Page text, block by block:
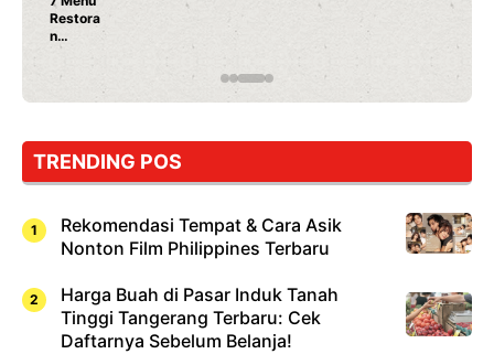
Restora
n
Jepang
yang
Dicoba,
Cuma
Sushi!
TRENDING POS
Rekomendasi Tempat & Cara Asik
Nonton Film Philippines Terbaru
Harga Buah di Pasar Induk Tanah
Tinggi Tangerang Terbaru: Cek
Daftarnya Sebelum Belanja!